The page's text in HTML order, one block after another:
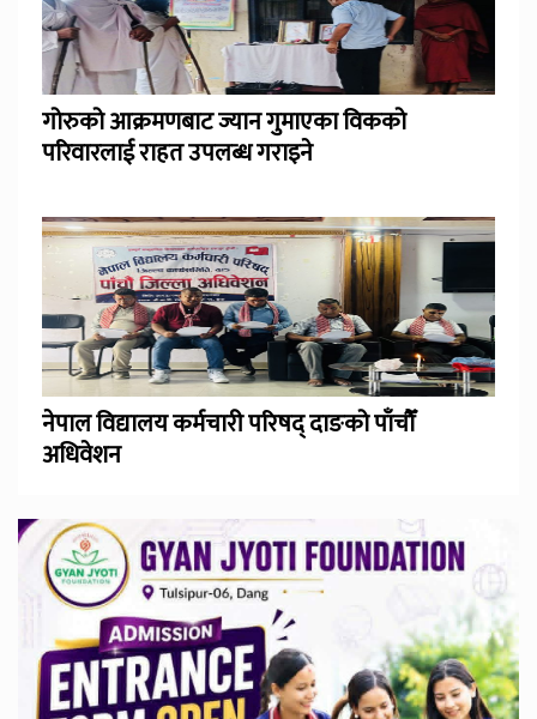
गोरुको आक्रमणबाट ज्यान गुमाएका विकको
परिवारलाई राहत उपलब्ध गराइने
नेपाल विद्यालय कर्मचारी परिषद् दाङको पाँचौँ
अधिवेशन